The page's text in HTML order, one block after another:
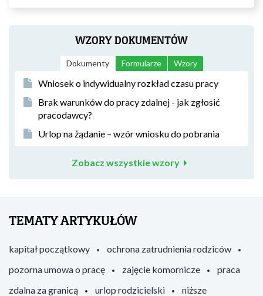
WZORY DOKUMENTÓW
Dokumenty Formularze Wzory
Wniosek o indywidualny rozkład czasu pracy
Brak warunków do pracy zdalnej - jak zgłosić
pracodawcy?
Urlop na żądanie – wzór wniosku do pobrania
Zobacz wszystkie wzory
TEMATY ARTYKUŁÓW
kapitał początkowy
ochrona zatrudnienia rodziców
pozorna umowa o pracę
zajęcie komornicze
praca
zdalna za granicą
urlop rodzicielski
niższe